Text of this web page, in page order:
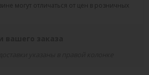
могут отличаться от цен в розничных